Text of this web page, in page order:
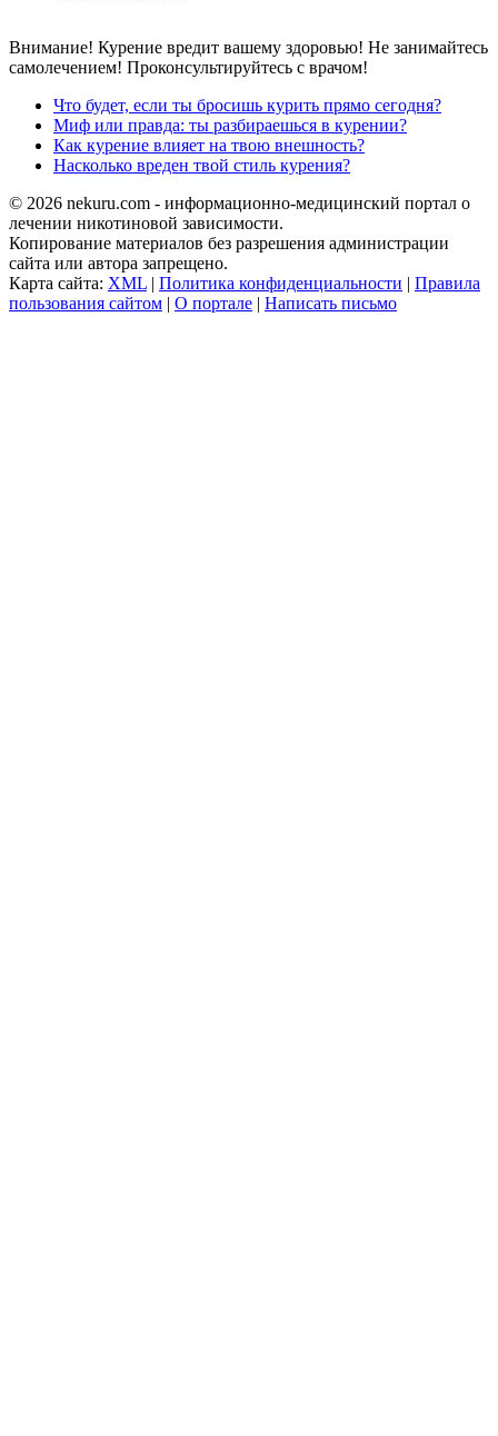
Внимание! Курение вредит вашему здоровью! Не занимайтесь
самолечением! Проконсультируйтесь с врачом!
Что будет, если ты бросишь курить прямо сегодня?
Миф или правда: ты разбираешься в курении?
Как курение влияет на твою внешность?
Насколько вреден твой стиль курения?
© 2026 nekuru.com - информационно-медицинский портал о
лечении никотиновой зависимости.
Копирование материалов без разрешения администрации
сайта или автора запрещено.
Карта сайта: XML | Политика конфиденциальности | Правила
пользования сайтом | О портале | Написать письмо